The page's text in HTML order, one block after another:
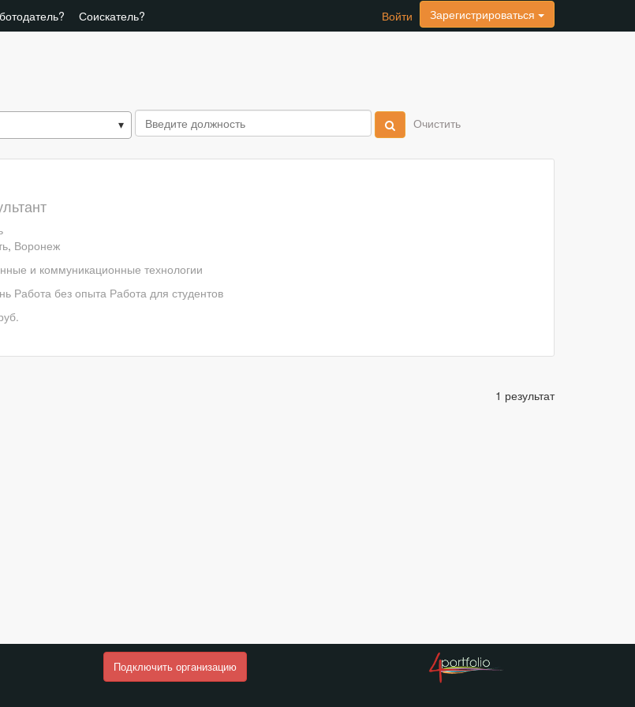
Соискатель? Войти Зарегистрироваться
, Воронеж
и коммуникационные технологии
Работа без опыта Работа для студентов
1 результат
Подключить организацию